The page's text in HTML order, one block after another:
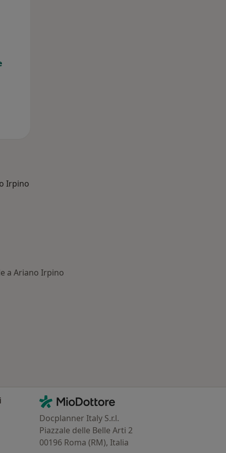
Irpino
a Ariano Irpino
Contatti
MioDottore - Homepage
Docplanner Italy S.r.l.
Piazzale delle Belle Arti 2
00196 Roma (RM), Italia